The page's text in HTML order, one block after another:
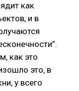
как
и в
как это
это, в
у всего